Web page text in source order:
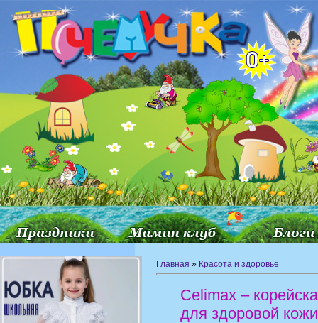
Главная » Красота и здоровье
Celimax –
для здоровой кожи